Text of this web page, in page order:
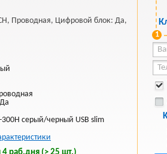
1
Проводная, Цифровой блок: Да,
300H серый/черный USB slim